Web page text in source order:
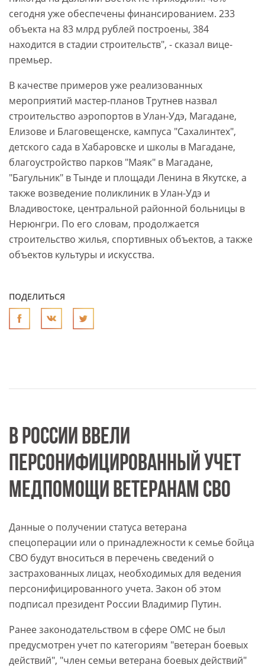
сегодня уже обеспечены финансированием. 233
объекта на 83 млрд рублей построены, 384
находится в стадии строительств", - сказал вице-
премьер.
В качестве примеров уже реализованных
мероприятий мастер-планов Трутнев назвал
строительство аэропортов в Улан-Удэ, Магадане,
Елизове и Благовещенске, кампуса "Сахалинтех",
детского сада в Хабаровске и школы в Магадане,
благоустройство парков "Маяк" в Магадане,
"Багульник" в Тынде и площади Ленина в Якутске, а
также возведение поликлиник в Улан-Удэ и
Владивостоке, центральной районной больницы в
Нерюнгри. По его словам, продолжается
строительство жилья, спортивных объектов, а также
объектов культуры и искусства.
ПОДЕЛИТЬСЯ
В РОССИИ ВВЕЛИ
ПЕРСОНИФИЦИРОВАННЫЙ УЧЕТ
МЕДПОМОЩИ ВЕТЕРАНАМ СВО
Данные о получении статуса ветерана
спецоперации или о принадлежности к семье бойца
СВО будут вноситься в перечень сведений о
застрахованных лицах, необходимых для ведения
персонифицированного учета. Закон об этом
подписал президент России Владимир Путин.
Ранее законодательством в сфере ОМС не был
предусмотрен учет по категориям "ветеран боевых
действий", "член семьи ветерана боевых действий"